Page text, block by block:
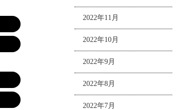
2022年11月
2022年10月
2022年9月
2022年8月
2022年7月